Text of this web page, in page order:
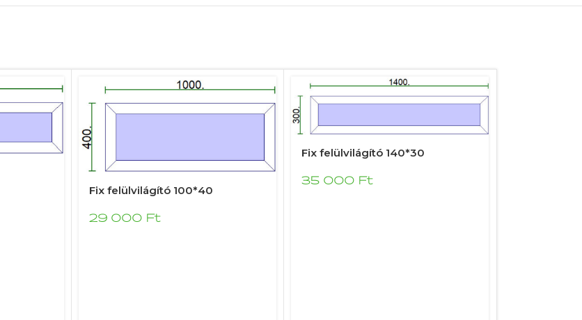
Fix felülvilágító 100*40
29 000 Ft
Fix felülvilágító 140*30
35 000 Ft